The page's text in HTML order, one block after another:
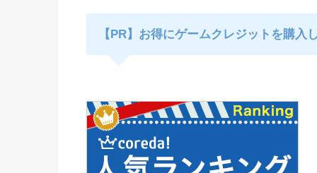
【PR】お得にゲームクレジットを購入